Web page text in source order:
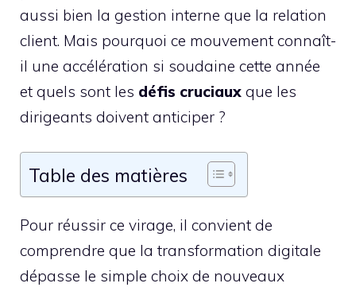
aussi bien la gestion interne que la relation
client. Mais pourquoi ce mouvement connaît-
il une accélération si soudaine cette année
et quels sont les défis cruciaux que les
dirigeants doivent anticiper ?
Table des matières
Pour réussir ce virage, il convient de
comprendre que la transformation digitale
dépasse le simple choix de nouveaux